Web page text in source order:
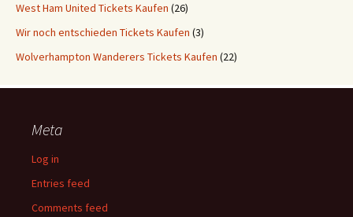
West Ham United Tickets Kaufen (26)
Wir noch entschieden Tickets Kaufen (3)
Wolverhampton Wanderers Tickets Kaufen (22)
Meta
Log in
Entries feed
Comments feed